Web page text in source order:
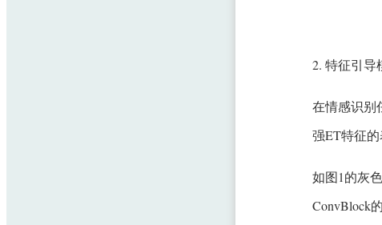
2. 特征引导
在情感识别
强ET特征
如图1的灰
ConvBlock